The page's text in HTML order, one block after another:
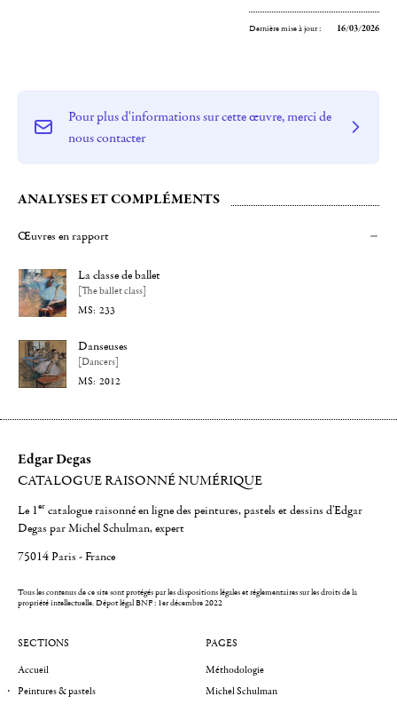
Dernière mise à jour : 16/03/2026
Pour plus d'informations sur cette œuvre, merci de
nous contacter
ANALYSES ET COMPLÉMENTS
Œuvres en rapport
La classe de ballet
[The ballet class]
233
Danseuses
[Dancers]
2012
Edgar Degas
CATALOGUE RAISONNÉ NUMÉRIQUE
Le 1er catalogue raisonné en ligne des peintures, pastels et dessins d'Edgar
Degas par Michel Schulman, expert
75014 Paris - France
Tous les contenus de ce site sont protégés par les dispositions légales et réglementaires sur les droits de la
propriété intellectuelle.Dépot légal BNF : 1er décembre 2022
SECTIONS
Accueil
Peintures & pastels
PAGES
Méthodologie
Michel Schulman